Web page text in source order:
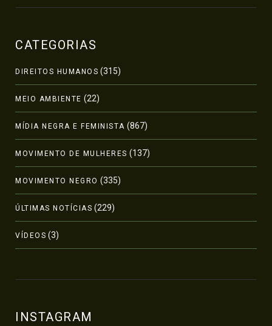
CATEGORIAS
DIREITOS HUMANOS (315)
MEIO AMBIENTE (22)
MÍDIA NEGRA E FEMINISTA (867)
MOVIMENTO DE MULHERES (137)
MOVIMENTO NEGRO (335)
ÚLTIMAS NOTÍCIAS (229)
VÍDEOS (3)
INSTAGRAM